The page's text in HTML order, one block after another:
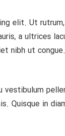
elit. Ut
a ultrices
nibh ut
Quisque in